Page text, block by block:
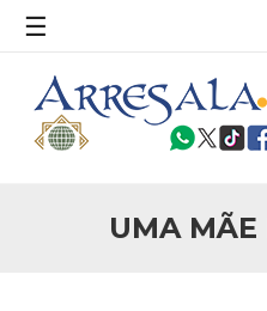
☰
UMA MÃE
Conflito
Por: Ahmed Ismail
principais considerações do
25 DE SETEMBRO DE 2010